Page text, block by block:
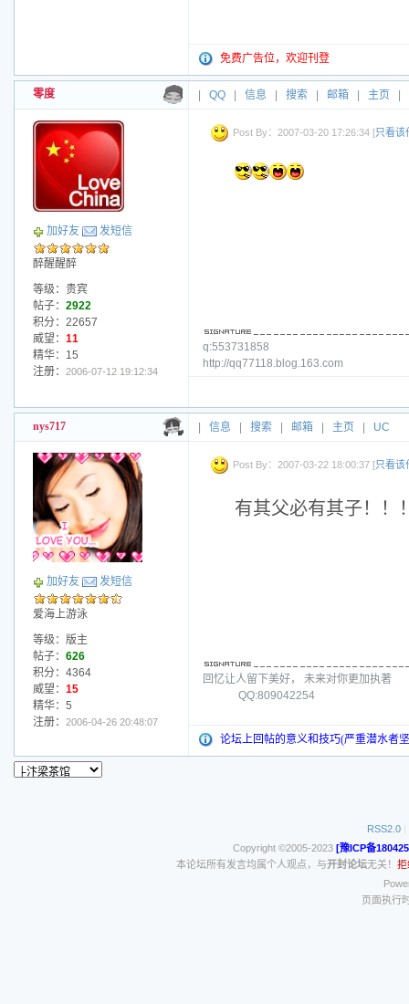
免费广告位，欢迎刊登
零度 QQ 信息 搜索 邮箱 主页
加好友 发短信
醉醒醒醉
等级：贵宾
帖子： 2922
积分：22657
威望： 11
精华：15
注册： 2006-07-12 19:12:34
Post By：2007-03-20 17:26:34 [只看该
q:553731858
http://qq77118.blog.163.com
nys717 信息 搜索 邮箱 主页 UC
加好友 发短信
爱海上游泳
等级：版主
帖子： 626
积分：4364
威望： 15
精华：5
注册： 2006-04-26 20:48:07
Post By：2007-03-22 18:00:37 [只看该
有其父必有其子！！
回忆让人留下美好， 未来对你更加执著
QQ:809042254
论坛上回帖的意义和技巧(严重潜水者
RSS2.0 |
Copyright ©2005-2023 [豫ICP备
本论坛所有发言均属个人观点，与开封论坛无关！ 拒
页面执行